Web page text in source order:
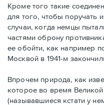
Кроме того такие
для того, чтобы поручать
случаи, когда немцы
частями оброну
ее обойти, как например
Москвой в 1941-м
Впрочем природа, как
которое во время
(называвшиеся кстати у